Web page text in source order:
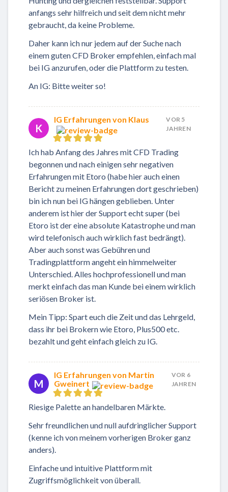
anfangs sehr hilfreich und seit dem nicht mehr
gebraucht, da keine Probleme.
Daher kann ich nur jedem auf der Suche nach
einem guten CFD Broker empfehlen, einfach mal
bei IG anzurufen, oder die Plattform zu testen.
An IG: Bitte weiter so!
K
IG Erfahrungen von Klaus
VOR 5
JAHREN
Ich hab Anfang des Jahres mit CFD Trading
begonnen und nach einigen sehr negativen
Erfahrungen mit Etoro (habe hier auch einen
Bericht zu meinen Erfahrungen dort geschrieben)
bin ich nun bei IG hängen geblieben. Unter
anderem ist hier der Support echt super (bei
Etoro ist der eine absolute Katastrophe und man
wird telefonisch auch wirklich fast bedrängt).
Aber auch sonst was Gebühren und
Tradingplattform angeht ein himmelweiter
Unterschied. Alles hochprofessionell und man
merkt einfach das man Kunde bei einem wirklich
seriösen Broker ist.
Mein Tipp: Spart euch die Zeit und das Lehrgeld,
dass ihr bei Brokern wie Etoro, Plus500 etc.
bezahlt und geht einfach gleich zu IG.
M
IG Erfahrungen von Martin
Gweinert
VOR 6
JAHREN
Riesige Palette an handelbaren Märkte.
Sehr freundlichen und null aufdringlicher Support
(kenne ich von meinem vorherigen Broker ganz
anders).
Einfache und intuitive Plattform mit
Zugriffsmöglichkeit von überall.